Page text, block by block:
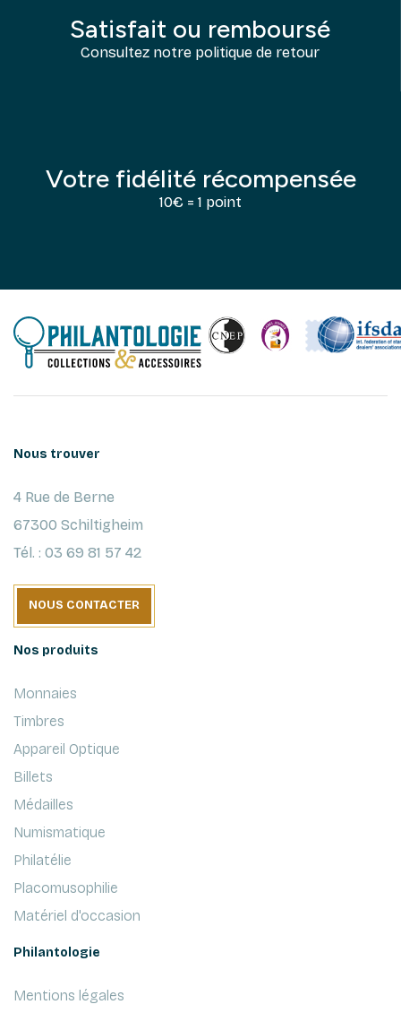
Satisfait ou remboursé
Consultez notre politique de retour
Votre fidélité récompensée
10€ = 1 point
Nous trouver
4 Rue de Berne
67300 Schiltigheim
Tél. : 03 69 81 57 42
NOUS CONTACTER
Nos produits
Monnaies
Timbres
Appareil Optique
Billets
Médailles
Numismatique
Philatélie
Placomusophilie
Matériel d'occasion
Philantologie
Mentions légales